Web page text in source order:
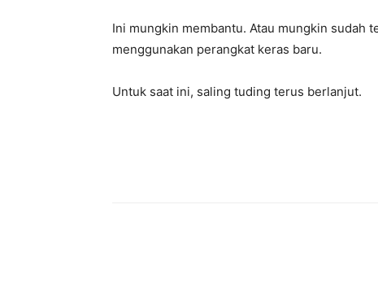
Ini mungkin membantu. Atau mungkin sudah
menggunakan perangkat keras baru.
Untuk saat ini, saling tuding terus berlanjut.